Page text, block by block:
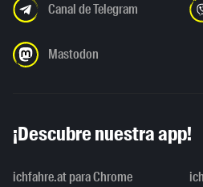
Canal de Telegram
Mastodon
¡Descubre nuestra app!
ichfahre.at para Chrome